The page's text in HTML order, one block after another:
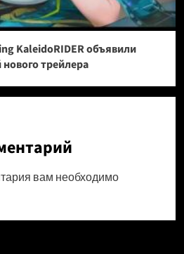
KaleidoRIDER объявили
трейлера
вам необходимо